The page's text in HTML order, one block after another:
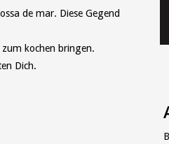
de mar. Diese Gegend
zum kochen bringen.
Dich.